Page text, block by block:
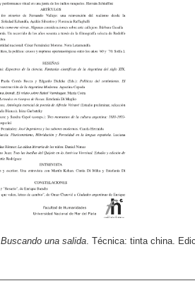
Buscando una salida. Técnica: tinta china.